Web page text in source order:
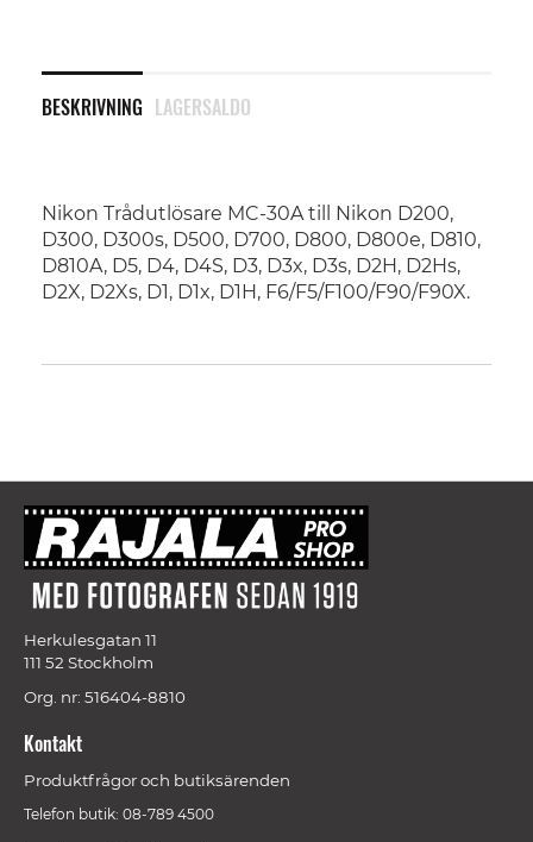
BESKRIVNING
Nikon Trådutlösare MC-30A till Nikon D200,
D300, D300s, D500, D700, D800, D800e, D810,
D810A, D5, D4, D4S, D3, D3x, D3s, D2H, D2Hs,
D2X, D2Xs, D1, D1x, D1H, F6/F5/F100/F90/F90X.
LAGERSALDO
Herkulesgatan 11
111 52 Stockholm
Org. nr: 516404-8810
Kontakt
Produktfrågor och butiksärenden
Telefon butik: 08-789 4500